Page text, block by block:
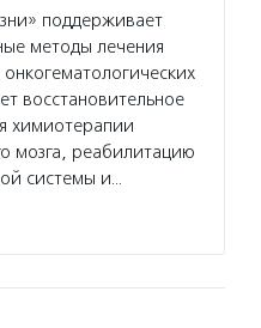
поддерживает
методы лечения
восстановительное
химиотерапии
мозга, реабилитацию
системы и…